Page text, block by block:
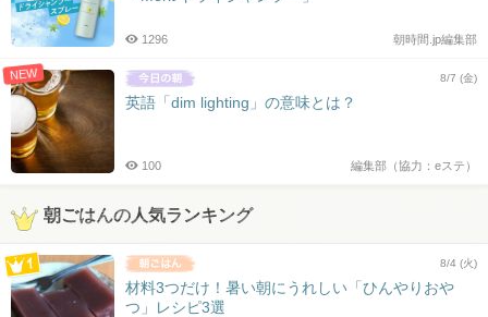
朝時間.jp編集部
1296
NEW 8/7 (金)
英語「dim lighting」の意味とは？
編集部（協力：eステ）
100
朝ごはんの人気ランキング
8/4 (火)
材料3つだけ！暑い朝にうれしい「ひんやりおや
つ」レシピ3選